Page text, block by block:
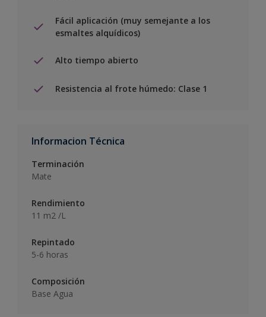
Fácil aplicación (muy semejante a los
esmaltes alquídicos)
Alto tiempo abierto
Resistencia al frote húmedo: Clase 1
Informacion Técnica
Terminación
Mate
Rendimiento
11 m2 /L
Repintado
5-6 horas
Composición
Base Agua